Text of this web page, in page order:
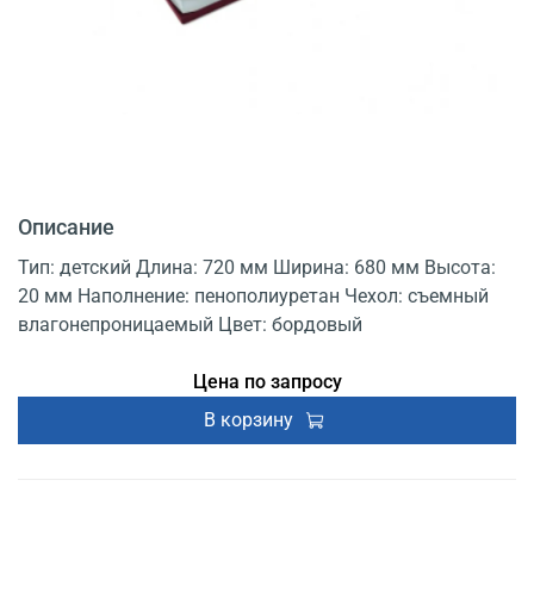
Описание
Тип: детский Длина: 720 мм Ширина: 680 мм Высота:
20 мм Наполнение: пенополиуретан Чехол: съемный
влагонепроницаемый Цвет: бордовый
Цена по запросу
В корзину